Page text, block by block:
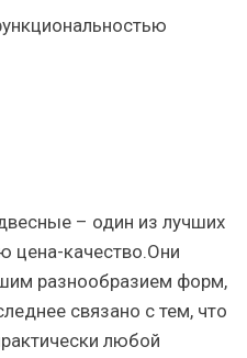
– один из лучших
цена-качество.Они
разнообразием форм,
связано с тем, что
любой